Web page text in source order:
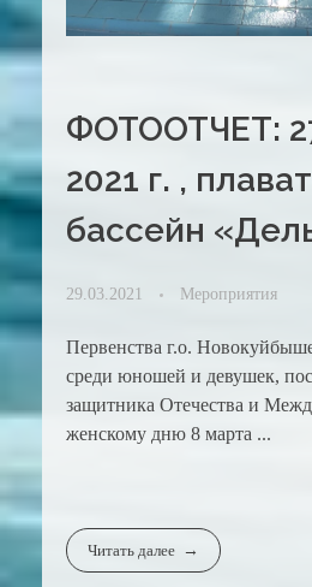
ФОТООТЧЕТ:
2021 г. ,
бассейн
29.03.2021 Мероприятия
Первенства г.о.
среди юношей и девушек,
защитника Отечества и
женскому дню 8 марта ...
Читать далее